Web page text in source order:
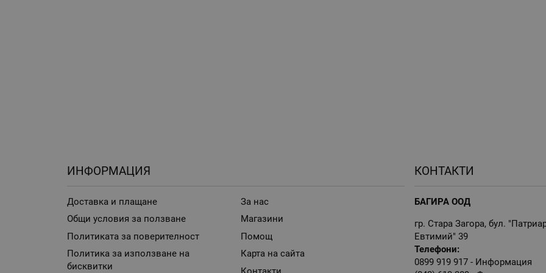
ИНФОРМАЦИЯ
Доставка и плащане
Общи условия за ползване
Политиката за поверителност
Политика за използване на
бисквитки
За нас
Магазини
Помощ
Карта на сайта
КОНТАКТИ
БАГИРА ООД
гр. Стара Загора, бул.
Евтимий" 39
Телефони:
0899 919 917 - Информация